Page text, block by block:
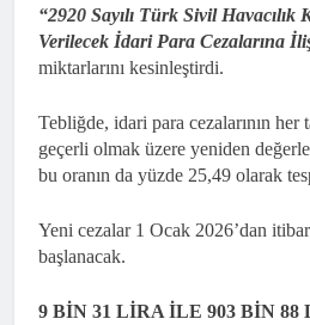
“2920 Sayılı Türk Sivil Havacılık
Verilecek İdari Para Cezalarına
miktarlarını kesinleştirdi.
Tebliğde, idari para cezalarının her
geçerli olmak üzere yeniden
bu oranın da yüzde 25,49 olarak
Yeni cezalar 1 Ocak 2026’dan
başlanacak.
9 BİN 31 LİRA İLE 903 BİN 88